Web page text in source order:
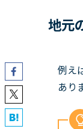
地元
例え
あり